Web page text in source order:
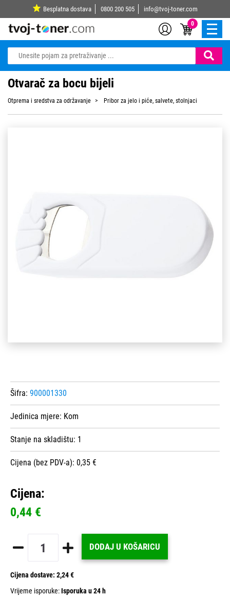
Besplatna dostava 0800 200 505 info@tvoj-toner.com
0
Otvarač za bocu bijeli
Otprema i sredstva za održavanje Pribor za jelo i piće, salvete, stolnjaci
Šifra: 900001330
Jedinica mjere: Kom
Stanje na skladištu: 1
Cijena (bez PDV-a): 0,35 €
Cijena:
0,44 €
DODAJ U KOŠARICU
Cijena dostave: 2,24 €
Vrijeme isporuke:Isporuka u 24 h